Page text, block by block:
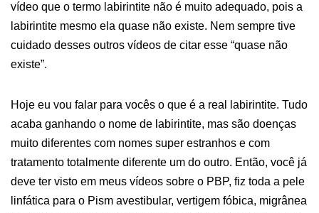
vídeo que o termo labirintite não é muito adequado, pois a
labirintite mesmo ela quase não existe. Nem sempre tive
cuidado desses outros vídeos de citar esse “quase não
existe”.
Hoje eu vou falar para vocês o que é a real labirintite. Tudo
acaba ganhando o nome de labirintite, mas são doenças
muito diferentes com nomes super estranhos e com
tratamento totalmente diferente um do outro. Então, você já
deve ter visto em meus vídeos sobre o PBP, fiz toda a pele
linfática para o Pism avestibular, vertigem fóbica, migrânea